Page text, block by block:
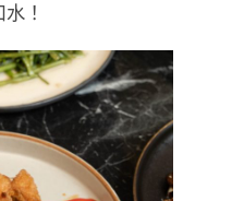
！